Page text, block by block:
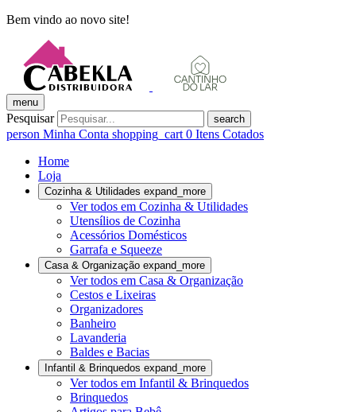
Bem vindo ao novo site!
menu
Pesquisar search
person Minha Conta shopping_cart 0 Itens Cotados
Home
Loja
Cozinha & Utilidades expand_more
Ver todos em Cozinha & Utilidades
Utensílios de Cozinha
Acessórios Domésticos
Garrafa e Squeeze
Casa & Organização expand_more
Ver todos em Casa & Organização
Cestos e Lixeiras
Organizadores
Banheiro
Lavanderia
Baldes e Bacias
Infantil & Brinquedos expand_more
Ver todos em Infantil & Brinquedos
Brinquedos